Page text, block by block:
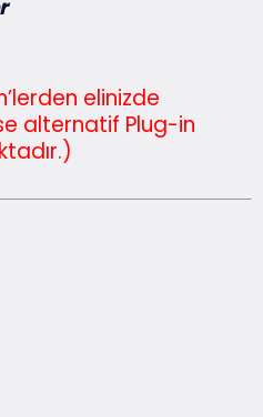
elinizde
alternatif Plug-in